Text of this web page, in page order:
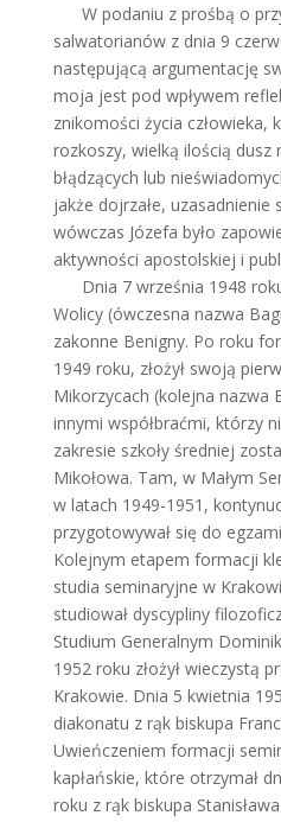
W podaniu z prośbą o
salwatorianów z dnia 9
następującą argumentację
moja jest pod wpływem
znikomości życia człowieka,
rozkoszy, wielką ilością dusz
błądzących lub
jakże dojrzałe,
wówczas Józefa było
aktywności apostolskiej i
Dnia 7 września 1948
Wolicy (ówczesna nazwa
zakonne Benigny. Po roku
1949 roku, złożył swoją
Mikorzycach (kolejna nazwa
innymi współbraćmi, którzy
zakresie szkoły średniej
Mikołowa. Tam, w Małym
w latach 1949-1951,
przygotowywał się do
Kolejnym etapem formacji
studia seminaryjne w
studiował dyscypliny
Studium Generalnym
1952 roku złożył wieczystą
Krakowie. Dnia 5 kwietnia
diakonatu z rąk biskupa
Uwieńczeniem formacji
kapłańskie, które otrzymał
roku z rąk biskupa